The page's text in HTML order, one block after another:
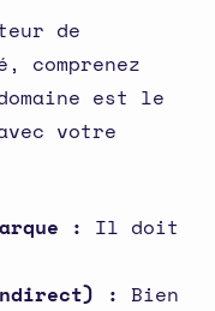
de
comprenez
est le
votre
: Il doit
: Bien